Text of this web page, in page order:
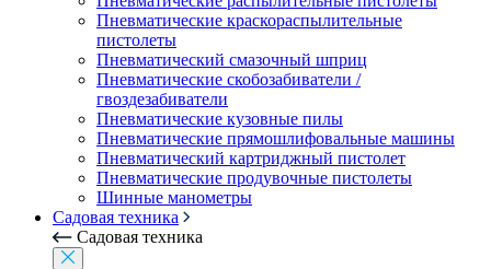
Пневматические краскораспылительные
пистолеты
Пневматический смазочный шприц
Пневматические скобозабиватели /
гвоздезабиватели
Пневматические кузовные пилы
Пневматические прямошлифовальные машины
Пневматический картриджный пистолет
Пневматические продувочные пистолеты
Шинные манометры
Садовая техника
Садовая техника